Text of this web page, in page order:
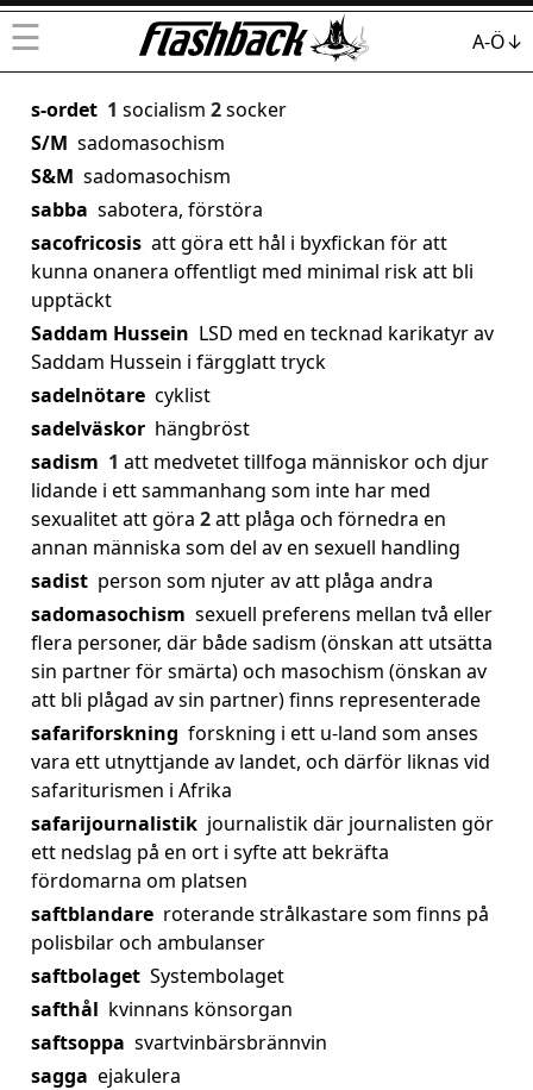
☰ A-Ö↓
s-ordet 1 socialism 2socker
S/M sadomasochism
S&M sadomasochism
sabba sabotera, förstöra
sacofricosis att göra ett hål i byxfickan för att
kunna onanera offentligt med minimal risk att bli
upptäckt
Saddam Hussein LSD med en tecknad karikatyr av
Saddam Hussein i färgglatt tryck
sadelnötare cyklist
sadelväskor hängbröst
sadism 1 att medvetet tillfoga människor och djur
lidande i ett sammanhang som inte har med
sexualitet att göra 2att plåga och förnedra en
annan människa som del av en sexuell handling
sadist person som njuter av att plåga andra
sadomasochism sexuell preferens mellan två eller
flera personer, där både sadism (önskan att utsätta
sin partner för smärta) och masochism (önskan av
att bli plågad av sin partner) finns representerade
safariforskning forskning i ett u-land som anses
vara ett utnyttjande av landet, och därför liknas vid
safariturismen i Afrika
safarijournalistik journalistik där journalisten gör
ett nedslag på en ort i syfte att bekräfta
fördomarna om platsen
saftblandare roterande strålkastare som finns på
polisbilar och ambulanser
saftbolaget Systembolaget
safthål kvinnans könsorgan
saftsoppa svartvinbärsbrännvin
sagga ejakulera